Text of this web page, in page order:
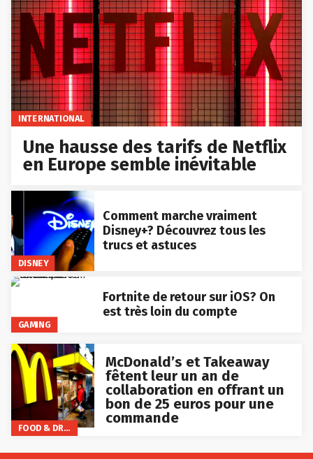
INTERNATIONAL
Une hausse des tarifs de Netflix
en Europe semble inévitable
DISNEY
Comment marche vraiment
Disney+? Découvrez tous les
trucs et astuces
GAMING
Fortnite de retour sur iOS? On
est très loin du compte
McDonald’s et Takeaway
fêtent leur un an de
collaboration en offrant un
bon de 25 euros pour une
commande